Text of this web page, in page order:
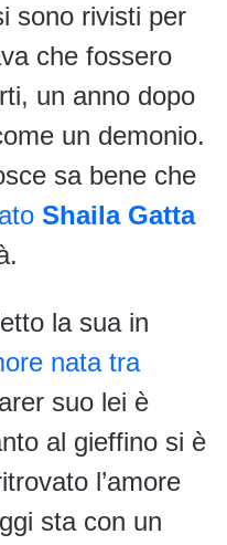
sono rivisti per
che fossero
un anno dopo
un demonio.
sa bene che
Shaila Gatta
la sua in
nata tra
suo lei è
al gieffino si è
l’amore
sta con un